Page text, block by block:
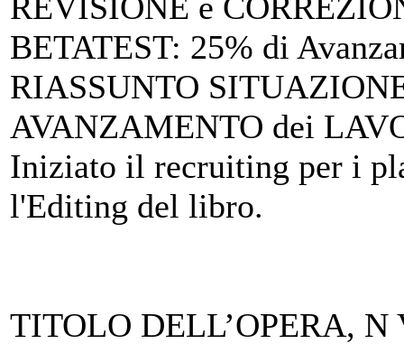
BETATEST: 25% di
RIASSUNTO
AVANZAMENTO dei
Iniziato il recruiting per i
l'Editing del libro.
TITOLO DELL’OPERA, N